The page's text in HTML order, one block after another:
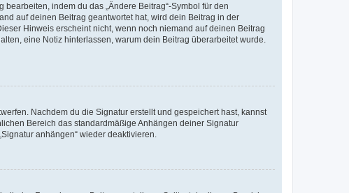
indem du das „Ändere Beitrag“-Symbol für den
auf deinen Beitrag geantwortet hat, wird dein Beitrag in der
Hinweis erscheint nicht, wenn noch niemand auf deinen Beitrag
eine Notiz hinterlassen, warum dein Beitrag überarbeitet wurde.
Nachdem du die Signatur erstellt und gespeichert hast, kannst
Bereich das standardmäßige Anhängen deiner Signatur
anhängen“ wieder deaktivieren.